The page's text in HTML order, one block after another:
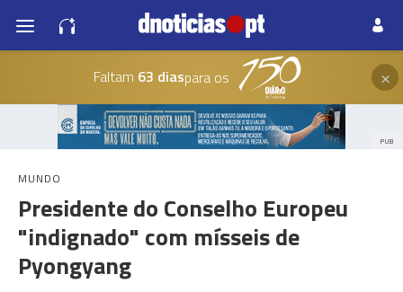
Faltam 63 diaspara os ×
PUB
MUNDO
Presidente do Conselho Europeu
"indignado" com mísseis de
Pyongyang